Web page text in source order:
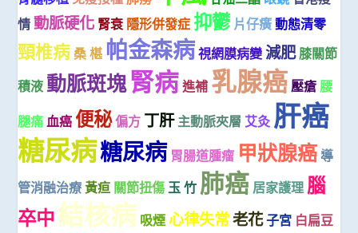
情 動脈硬化 腎衰 隱形併發症 抑鬱 片仔癀 動態清零
頸椎病 桑 椹 帕金森病 視網膜病變 減肥 膝關節
積液 動脈斑塊腎病 進補 乳腺癌 壓瘡 腰
腿痛 血癌 便秘偏方 丁肝 主動脈夾層 艾灸 肝癌
糖尿病糖尿病 胃腸道腫瘤 甲狀腺癌 導
管消融治療 黃疸 關節扭傷 玉 竹 肺癌 居家護理 腦
卒中結核病 吸煙 心律失常老花子宮 白扁豆